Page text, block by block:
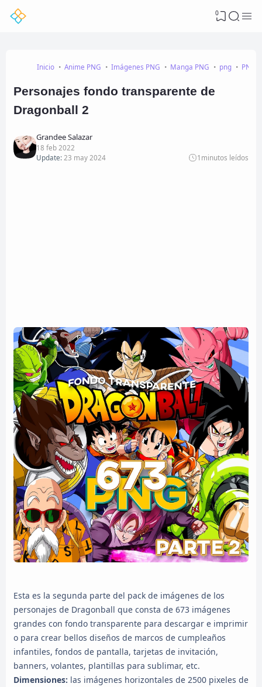
0
Inicio Anime PNG Imágenes PNG Manga PNG png PNG
Personajes fondo transparente de
Dragonball 2
Grandee Salazar
18 feb 2022
Update: 23 may 2024 1 minutos leídos
Esta es la segunda parte del pack de imágenes de los
personajes de Dragonball que consta de 673 imágenes
grandes con fondo transparente para descargar e imprimir
o para crear bellos diseños de marcos de cumpleaños
infantiles, fondos de pantalla, tarjetas de invitación,
banners, volantes, plantillas para sublimar, etc.
Dimensiones: las imágenes horizontales de 2500 pixeles de